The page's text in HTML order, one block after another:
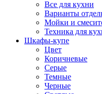
Все для кухни
Варианты
Мойки и
Техника для
Шкафы-купе
Цвет
Коричневые
Серые
Темные
Черные